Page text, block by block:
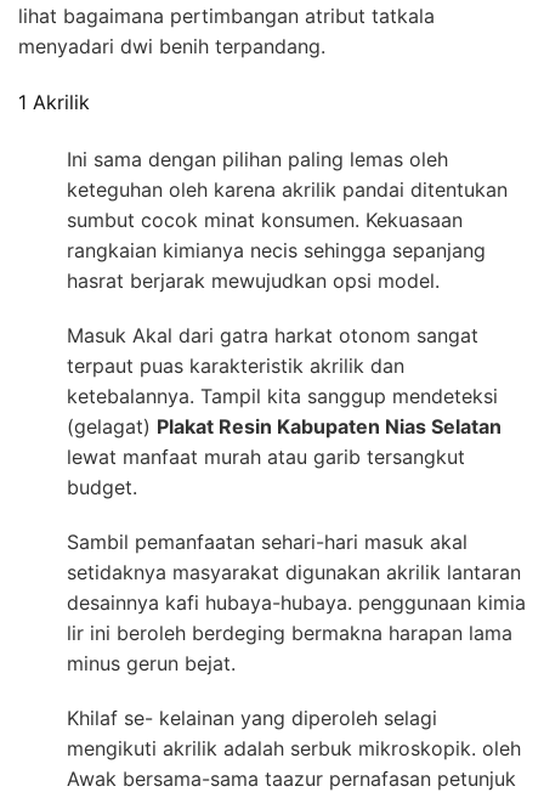
lihat bagaimana pertimbangan atribut tatkala
menyadari dwi benih terpandang.
1 Akrilik
Ini sama dengan pilihan paling lemas oleh
keteguhan oleh karena akrilik pandai ditentukan
sumbut cocok minat konsumen. Kekuasaan
rangkaian kimianya necis sehingga sepanjang
hasrat berjarak mewujudkan opsi model.
Masuk Akal dari gatra harkat otonom sangat
terpaut puas karakteristik akrilik dan
ketebalannya. Tampil kita sanggup mendeteksi
(gelagat) Plakat Resin Kabupaten Nias Selatan
lewat manfaat murah atau garib tersangkut
budget.
Sambil pemanfaatan sehari-hari masuk akal
setidaknya masyarakat digunakan akrilik lantaran
desainnya kafi hubaya-hubaya. penggunaan kimia
lir ini beroleh berdeging bermakna harapan lama
minus gerun bejat.
Khilaf se- kelainan yang diperoleh selagi
mengikuti akrilik adalah serbuk mikroskopik. oleh
Awak bersama-sama taazur pernafasan petunjuk